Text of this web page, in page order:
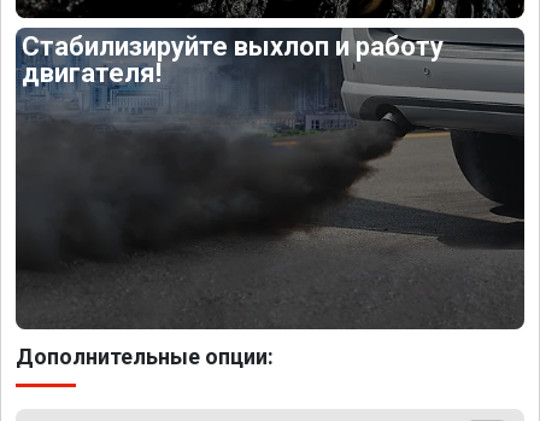
Стабилизируйте выхлоп и работу
двигателя!
Дополнительные опции: